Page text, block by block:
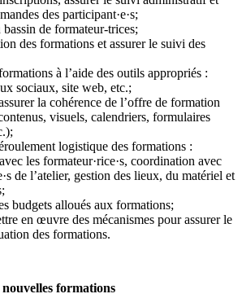
des participant·e·s;
de formateur-trices;
des formations et assurer le suivi des
à l’aide des outils appropriés :
sociaux, site web, etc.;
la cohérence de l’offre de formation
visuels, calendriers, formulaires
logistique des formations :
les formateur·rice·s, coordination avec
de l’atelier, gestion des lieux, du matériel et
budgets alloués aux formations;
en œuvre des mécanismes pour assurer le
des formations.
formations